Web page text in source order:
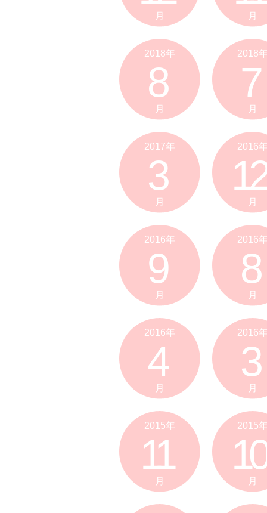
月 月
2018年
8
月
2018
7
月
2017年
3
月
2016
12
月
2016年
9
月
2016
8
月
2016年
4
月
2016
3
月
2015年
11
月
2015
10
月